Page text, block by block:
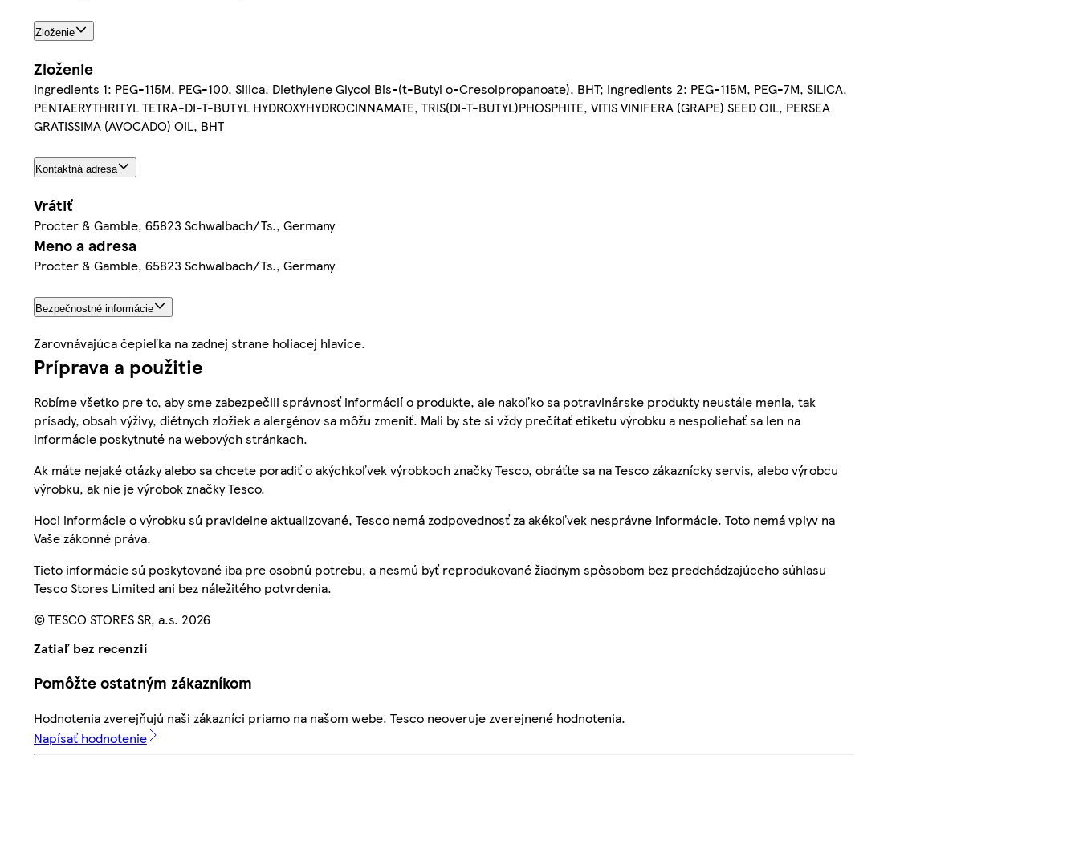
Zloženie
Zloženie
Ingredients 1: PEG-115M, PEG-100, Silica, Diethylene Glycol Bis-(t-Butyl o-Cresolpropanoate), BHT; Ingredients 2: PEG-115M, PEG-7M, SILICA,
PENTAERYTHRITYL TETRA-DI-T-BUTYL HYDROXYHYDROCINNAMATE, TRIS(DI-T-BUTYL)PHOSPHITE, VITIS VINIFERA (GRAPE) SEED OIL, PERSEA
GRATISSIMA (AVOCADO) OIL, BHT
Kontaktná adresa
Vrátiť
Procter & Gamble, 65823 Schwalbach/Ts., Germany
Meno a adresa
Procter & Gamble, 65823 Schwalbach/Ts., Germany
Bezpečnostné informácie
Zarovnávajúca čepieľka na zadnej strane holiacej hlavice.
Príprava a použitie
Robíme všetko pre to, aby sme zabezpečili správnosť informácií o produkte, ale nakoľko sa potravinárske produkty neustále menia, tak
prísady, obsah výživy, diétnych zložiek a alergénov sa môžu zmeniť. Mali by ste si vždy prečítať etiketu výrobku a nespoliehať sa len na
informácie poskytnuté na webových stránkach.
Ak máte nejaké otázky alebo sa chcete poradiť o akýchkoľvek výrobkoch značky Tesco, obráťte sa na Tesco zákaznícky servis, alebo výrobcu
výrobku, ak nie je výrobok značky Tesco.
Hoci informácie o výrobku sú pravidelne aktualizované, Tesco nemá zodpovednosť za akékoľvek nesprávne informácie. Toto nemá vplyv na
Vaše zákonné práva.
Tieto informácie sú poskytované iba pre osobnú potrebu, a nesmú byť reprodukované žiadnym spôsobom bez predchádzajúceho súhlasu
Tesco Stores Limited ani bez náležitého potvrdenia.
© TESCO STORES SR, a.s. 2026
Zatiaľ bez recenzií
Pomôžte ostatným zákazníkom
Hodnotenia zverejňujú naši zákazníci priamo na našom webe. Tesco neoveruje zverejnené hodnotenia.
Napísať hodnotenie